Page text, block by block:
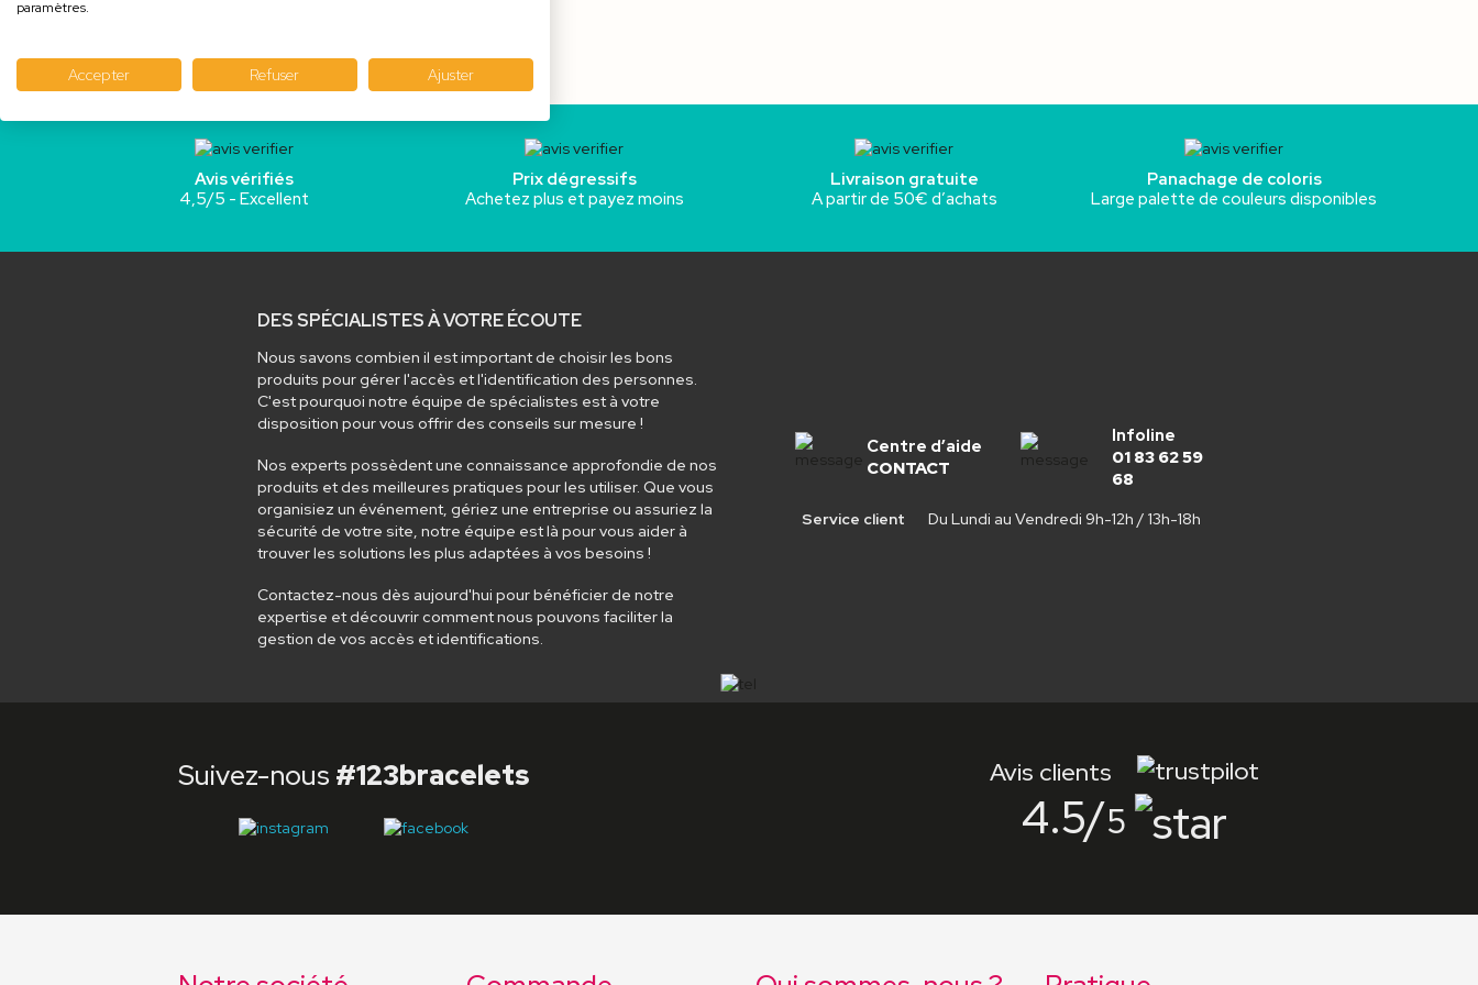
Avis vérifiés
4,5/5 - Excellent
Prix dégressifs
Achetez plus et payez moins
Livraison gratuite
A partir de 50€ d’achats
Panachage de coloris
Large palette de couleurs disponibles
DES SPÉCIALISTES À VOTRE ÉCOUTE
Nous savons combien il est important de choisir les bons
produits pour gérer l'accès et l'identification des personnes.
C'est pourquoi notre équipe de spécialistes est à votre
disposition pour vous offrir des conseils sur mesure !
Nos experts possèdent une connaissance approfondie de nos
produits et des meilleures pratiques pour les utiliser. Que vous
organisiez un événement, gériez une entreprise ou assuriez la
sécurité de votre site, notre équipe est là pour vous aider à
trouver les solutions les plus adaptées à vos besoins !
Contactez-nous dès aujourd'hui pour bénéficier de notre
expertise et découvrir comment nous pouvons faciliter la
gestion de vos accès et identifications.
Centre d’aide
CONTACT
Infoline
01 83 62 59
68
Service client Du Lundi au Vendredi 9h-12h / 13h-18h
Suivez-nous #123bracelets Avis clients
4.5/5
paramètres.
Accepter Refuser Ajuster